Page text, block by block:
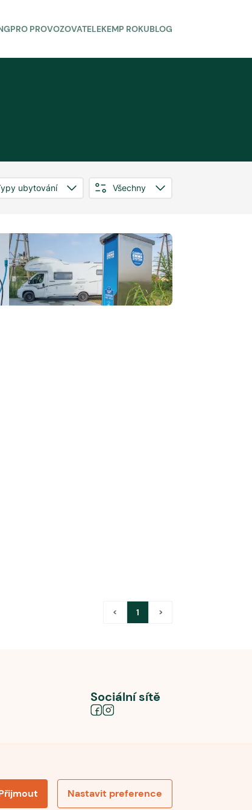
PRO PROVOZOVATELEKEMP ROKUBLOG
ubytování Všechny
< 1 >
Nastavit preference
Sociální sítě